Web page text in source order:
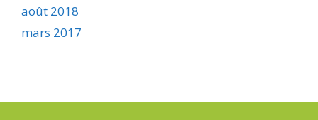
août 2018
mars 2017